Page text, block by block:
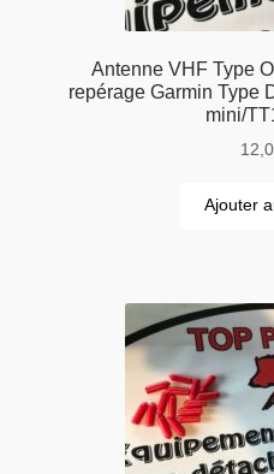
Antenne VHF Type
repérage Garmin Type
mini/
Ajouter